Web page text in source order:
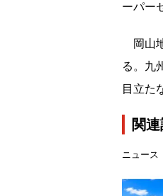
ーパー
岡山
る。九
目立た
関
ニュース